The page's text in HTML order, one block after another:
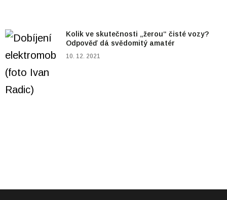
Kolik ve skutečnosti „žerou“ čisté vozy?
Odpověď dá svědomitý amatér
10. 12. 2021